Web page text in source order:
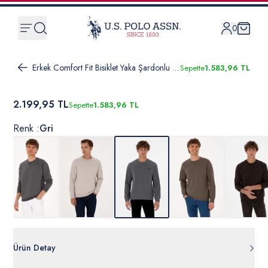
0
Erkek Comfort Fit Bisiklet Yaka Şardonlu Antrasit Melanj Basic SweatshirtSepette1.583,96 TL
2.199,95 TLSepette1.583,96 TL
Renk :Gri
Ürün Detay